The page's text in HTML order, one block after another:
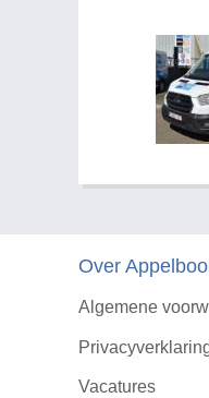
Over
Algemene
Vacatures